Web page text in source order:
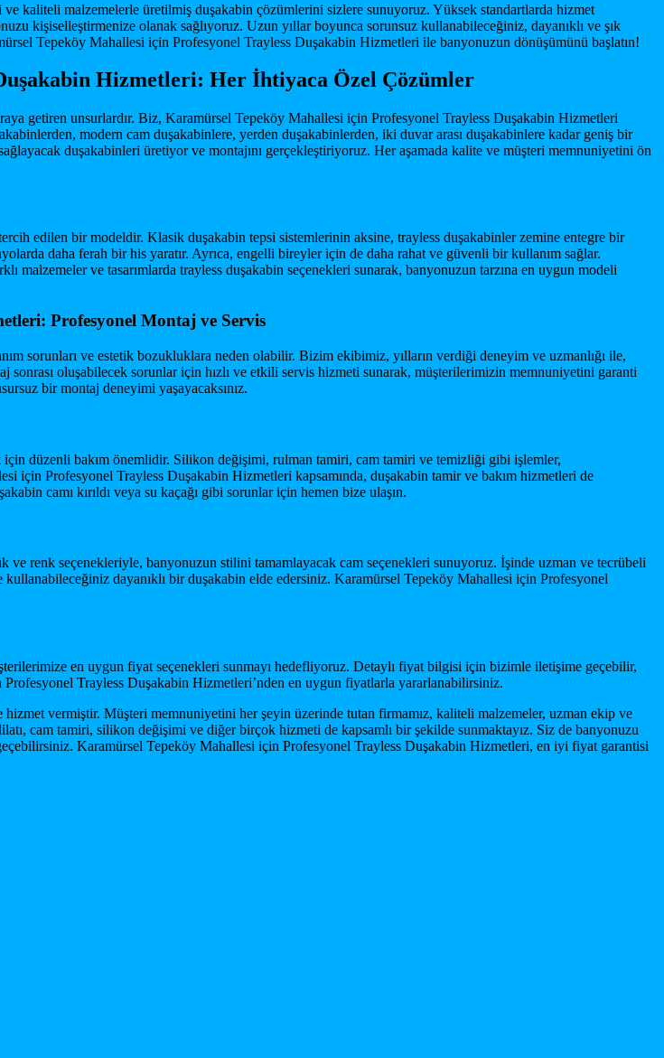
kaliteli malzemelerle üretilmiş duşakabin çözümlerini sizlere sunuyoruz. Yüksek standartlarda hizmet
kişiselleştirmenize olanak sağlıyoruz. Uzun yıllar boyunca sorunsuz kullanabileceğiniz, dayanıklı ve şık
Tepeköy Mahallesi için Profesyonel Trayless Duşakabin Hizmetleri ile banyonuzun dönüşümünü başlatın!
Hizmetleri: Her İhtiyaca Özel Çözümler
getiren unsurlardır. Biz, Karamürsel Tepeköy Mahallesi için Profesyonel Trayless Duşakabin Hizmetleri
modern cam duşakabinlere, yerden duşakabinlerden, iki duvar arası duşakabinlere kadar geniş bir
duşakabinleri üretiyor ve montajını gerçekleştiriyoruz. Her aşamada kalite ve müşteri memnuniyetini ön
edilen bir modeldir. Klasik duşakabin tepsi sistemlerinin aksine, trayless duşakabinler zemine entegre bir
daha ferah bir his yaratır. Ayrıca, engelli bireyler için de daha rahat ve güvenli bir kullanım sağlar.
ve tasarımlarda trayless duşakabin seçenekleri sunarak, banyonuzun tarzına en uygun modeli
Profesyonel Montaj ve Servis
sorunları ve estetik bozukluklara neden olabilir. Bizim ekibimiz, yılların verdiği deneyim ve uzmanlığı ile,
oluşabilecek sorunlar için hızlı ve etkili servis hizmeti sunarak, müşterilerimizin memnuniyetini garanti
bir montaj deneyimi yaşayacaksınız.
düzenli bakım önemlidir. Silikon değişimi, rulman tamiri, cam tamiri ve temizliği gibi işlemler,
için Profesyonel Trayless Duşakabin Hizmetleri kapsamında, duşakabin tamir ve bakım hizmetleri de
camı kırıldı veya su kaçağı gibi sorunlar için hemen bize ulaşın.
ve renk seçenekleriyle, banyonuzun stilini tamamlayacak cam seçenekleri sunuyoruz. İşinde uzman ve tecrübeli
dayanıklı bir duşakabin elde edersiniz. Karamürsel Tepeköy Mahallesi için Profesyonel
en uygun fiyat seçenekleri sunmayı hedefliyoruz. Detaylı fiyat bilgisi için bizimle iletişime geçebilir,
Trayless Duşakabin Hizmetleri’nden en uygun fiyatlarla yararlanabilirsiniz.
vermiştir. Müşteri memnuniyetini her şeyin üzerinde tutan firmamız, kaliteli malzemeler, uzman ekip ve
cam tamiri, silikon değişimi ve diğer birçok hizmeti de kapsamlı bir şekilde sunmaktayız. Siz de banyonuzu
Karamürsel Tepeköy Mahallesi için Profesyonel Trayless Duşakabin Hizmetleri, en iyi fiyat garantisi